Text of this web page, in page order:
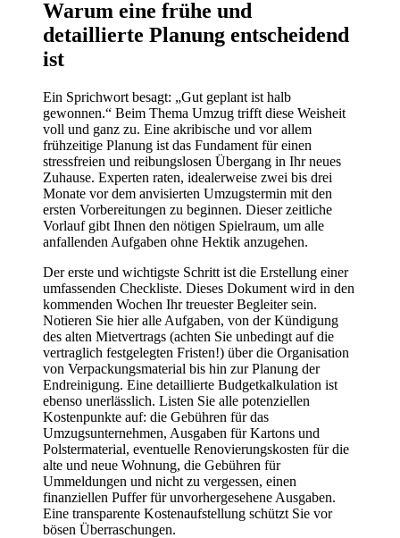
Warum eine frühe und
detaillierte Planung entscheidend
ist
Ein Sprichwort besagt: „Gut geplant ist halb
gewonnen.“ Beim Thema Umzug trifft diese Weisheit
voll und ganz zu. Eine akribische und vor allem
frühzeitige Planung ist das Fundament für einen
stressfreien und reibungslosen Übergang in Ihr neues
Zuhause. Experten raten, idealerweise zwei bis drei
Monate vor dem anvisierten Umzugstermin mit den
ersten Vorbereitungen zu beginnen. Dieser zeitliche
Vorlauf gibt Ihnen den nötigen Spielraum, um alle
anfallenden Aufgaben ohne Hektik anzugehen.
Der erste und wichtigste Schritt ist die Erstellung einer
umfassenden Checkliste. Dieses Dokument wird in den
kommenden Wochen Ihr treuester Begleiter sein.
Notieren Sie hier alle Aufgaben, von der Kündigung
des alten Mietvertrags (achten Sie unbedingt auf die
vertraglich festgelegten Fristen!) über die Organisation
von Verpackungsmaterial bis hin zur Planung der
Endreinigung. Eine detaillierte Budgetkalkulation ist
ebenso unerlässlich. Listen Sie alle potenziellen
Kostenpunkte auf: die Gebühren für das
Umzugsunternehmen, Ausgaben für Kartons und
Polstermaterial, eventuelle Renovierungskosten für die
alte und neue Wohnung, die Gebühren für
Ummeldungen und nicht zu vergessen, einen
finanziellen Puffer für unvorhergesehene Ausgaben.
Eine transparente Kostenaufstellung schützt Sie vor
bösen Überraschungen.